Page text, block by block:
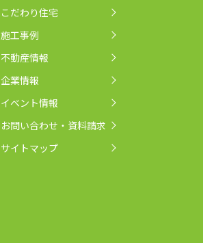
こだわり住宅
施工事例
不動産情報
企業情報
イベント情報
お問い合わせ・資料請求
サイトマップ